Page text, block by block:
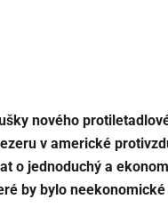
nového
v americké
o jednoduchý a
by bylo